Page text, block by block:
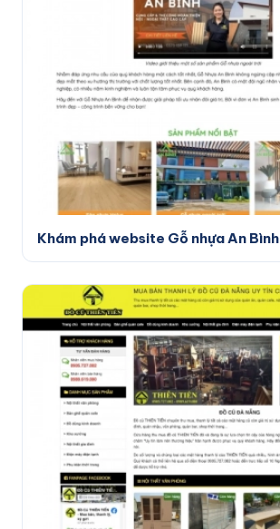
Khám phá website Gỗ nhựa An Bình